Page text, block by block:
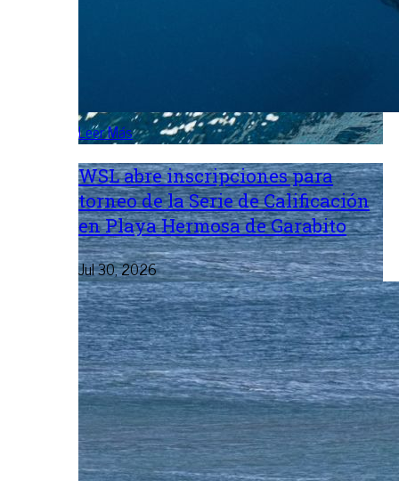
Leer Más
WSL abre inscripciones para
torneo de la Serie de Calificación
en Playa Hermosa de Garabito
Jul 30, 2026